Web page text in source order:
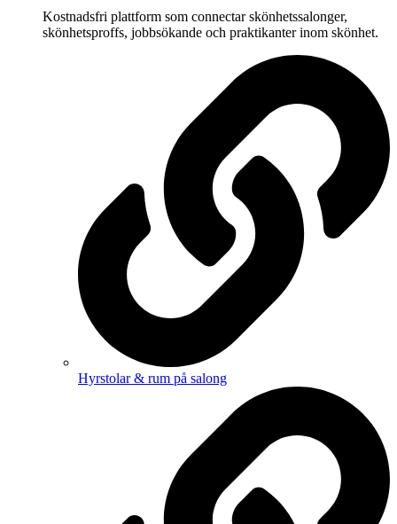
Kostnadsfri plattform som connectar skönhetssalonger,
skönhetsproffs, jobbsökande och praktikanter inom skönhet.
Hyrstolar & rum på salong